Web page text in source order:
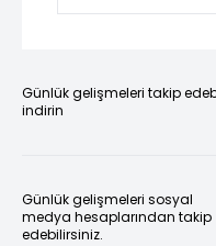
Günlük gelişmeleri takip
indirin
Günlük gelişmeleri sosyal
medya hesaplarından takip
edebilirsiniz.